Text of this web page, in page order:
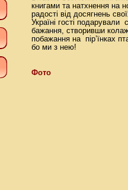
книгами та натхнення на
радості від досягнень
Україні гості
бажання, створивши
побажання на пір’їнках
бо ми з нею!
Фото